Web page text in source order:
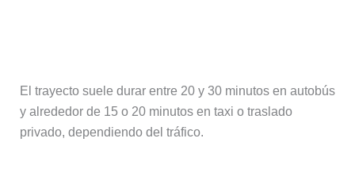
El trayecto suele durar entre 20 y 30 minutos en autobús
y alrededor de 15 o 20 minutos en taxi o traslado
privado, dependiendo del tráfico.